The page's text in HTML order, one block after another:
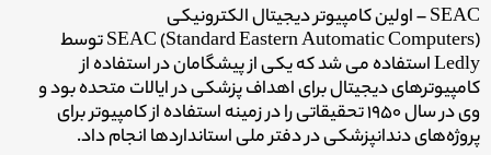
SEAC – اولین کامپیوتر دیجیتال الکترونیکی
SEAC (Standard Eastern Automatic Computers) توسط
Ledly استفاده می شد که یکی از پیشگامان در استفاده از
کامپیوترهای دیجیتال برای اهداف پزشکی در ایالات متحده بود و
وی در سال ۱۹۵۰ تحقیقاتی را در زمینه استفاده از کامپیوتر برای
پروژه‌های دندانپزشکی در دفتر ملی استانداردها انجام داد.